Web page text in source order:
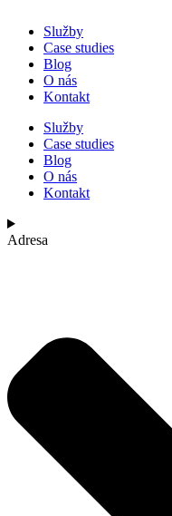
Služby
Case studies
Blog
O nás
Kontakt
Služby
Case studies
Blog
O nás
Kontakt
Adresa